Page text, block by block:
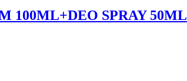
100ML+DEO SPRAY 50ML